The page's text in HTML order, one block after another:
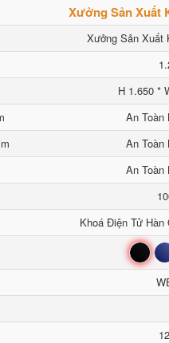
Xưởng Sản Xuất
Xưởng Sản Xuất
H 1.650 *
An Toàn
An Toàn
An Toàn
Khoá Điện Tử Hàn
Đen